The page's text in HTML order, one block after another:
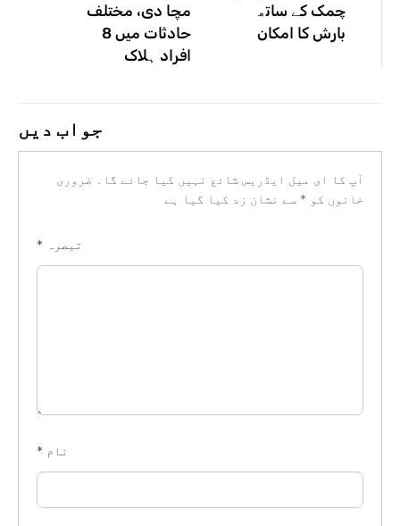
چمک کے ساتھ
بارش کا امکان
مچا دی، مختلف
حادثات میں 8
افراد ہلاک
جواب دیں
آپ کا ای میل ایڈریس شائع نہیں کیا جائے گا۔
ضروری
خانوں کو * سے نشان زد کیا گیا ہے
تبصرہ *
نام *